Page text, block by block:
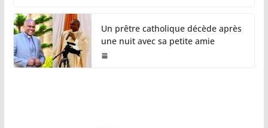
Un prêtre catholique décède après
une nuit avec sa petite amie